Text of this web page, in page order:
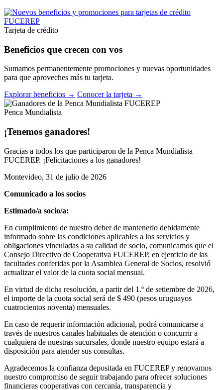
Tarjeta de crédito
Beneficios que crecen con vos
Sumamos permanentemente promociones y nuevas oportunidades
para que aproveches más tu tarjeta.
Explorar beneficios → Conocer la tarjeta →
Penca Mundialista
¡Tenemos ganadores!
Gracias a todos los que participaron de la Penca Mundialista
FUCEREP. ¡Felicitaciones a los ganadores!
Montevideo, 31 de julio de 2026
Comunicado a los socios
Estimado/a socio/a:
En cumplimiento de nuestro deber de mantenerlo debidamente
informado sobre las condiciones aplicables a los servicios y
obligaciones vinculadas a su calidad de socio, comunicamos que el
Consejo Directivo de Cooperativa FUCEREP, en ejercicio de las
facultades conferidas por la Asamblea General de Socios, resolvió
actualizar el valor de la cuota social mensual.
En virtud de dicha resolución, a partir del 1.º de setiembre de 2026,
el importe de la cuota social será de $ 490 (pesos uruguayos
cuatrocientos noventa) mensuales.
En caso de requerir información adicional, podrá comunicarse a
través de nuestros canales habituales de atención o concurrir a
cualquiera de nuestras sucursales, donde nuestro equipo estará a
disposición para atender sus consultas.
Agradecemos la confianza depositada en FUCEREP y renovamos
nuestro compromiso de seguir trabajando para ofrecer soluciones
financieras cooperativas con cercanía, transparencia y